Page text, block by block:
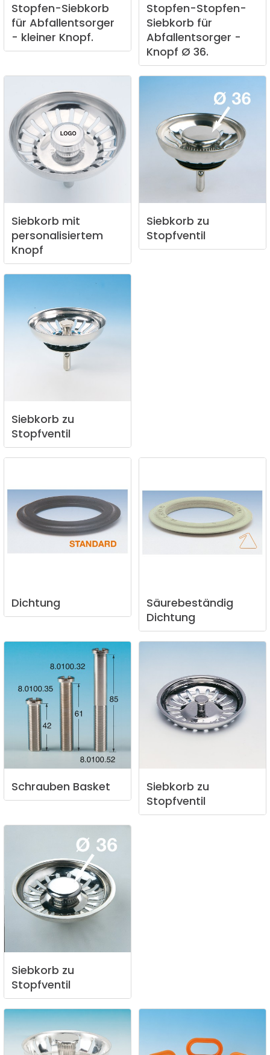
Stopfen-Siebkorb
für Abfallentsorger
- kleiner Knopf.
Stopfen-Stopfen-
Siebkorb für
Abfallentsorger -
Knopf Ø 36.
Siebkorb mit
personalisiertem
Knopf
Siebkorb zu
Stopfventil
Siebkorb zu
Stopfventil
Dichtung
Säurebeständig
Dichtung
Schrauben Basket Siebkorb zu
Stopfventil
Siebkorb zu
Stopfventil